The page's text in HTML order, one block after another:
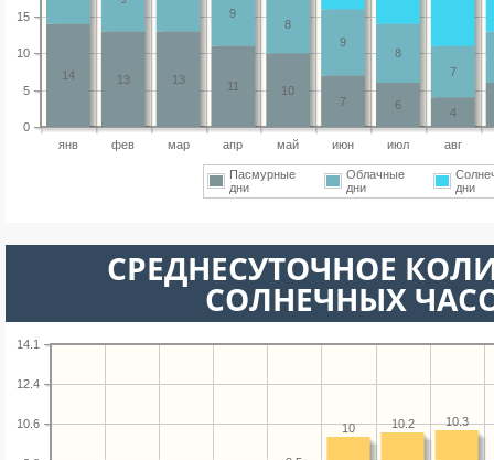
янв фев мар апр май июн июл авг
0
5
10
15
4
6
7
10
11
13
13
14 7
8
9
8
9
Пасмурные
дни
Облачные
дни
дни
СРЕДНЕСУТОЧНОЕ
СОЛНЕЧНЫХ
10.6
12.4
14.1
10.3
10.2
10